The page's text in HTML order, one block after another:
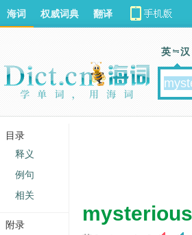
mysterious
海词 权威词典 翻译
英 汉
目录
释义
例句
相关
附录